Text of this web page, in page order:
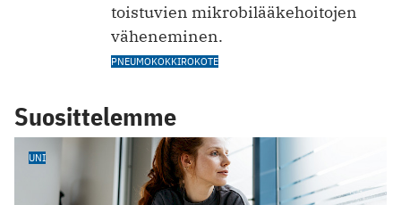
toistuvien mikrobilääkehoitojen
väheneminen.
PNEUMOKOKKIROKOTE
Suosittelemme
UNI